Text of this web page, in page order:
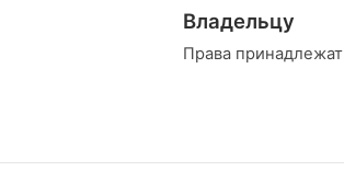
Владельцу
Права принадлежат